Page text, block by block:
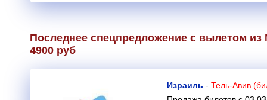
Последнее спецпредложение с вылетом
4900 руб
Израиль - Тель-Авив